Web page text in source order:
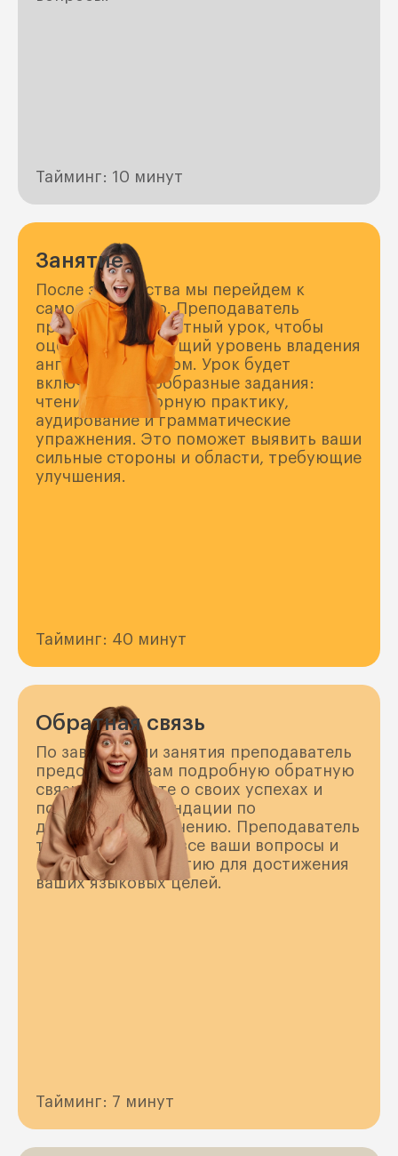
Тайминг: 10 минут
Занятие
После знакомства мы перейдем к
самому занятию. Преподаватель
проведет 40-минутный урок, чтобы
оценить ваш текущий уровень владения
английским языком. Урок будет
включать разнообразные задания:
чтение, разговорную практику,
аудирование и грамматические
упражнения. Это поможет выявить ваши
сильные стороны и области, требующие
улучшения.
Тайминг: 40 минут
Обратная связь
По завершении занятия преподаватель
предоставит вам подробную обратную
связь. Вы узнаете о своих успехах и
получите рекомендации по
дальнейшему обучению. Преподаватель
также ответит на все ваши вопросы и
предложит стратегию для достижения
ваших языковых целей.
Тайминг: 7 минут